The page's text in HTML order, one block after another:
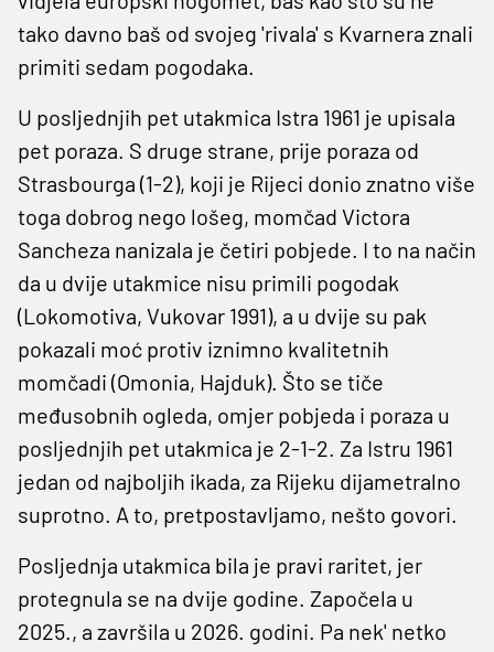
tako davno baš od svojeg 'rivala' s Kvarnera znali
primiti sedam pogodaka.
U posljednjih pet utakmica Istra 1961 je upisala
pet poraza. S druge strane, prije poraza od
Strasbourga (1-2), koji je Rijeci donio znatno više
toga dobrog nego lošeg, momčad Victora
Sancheza nanizala je četiri pobjede. I to na način
da u dvije utakmice nisu primili pogodak
(Lokomotiva, Vukovar 1991), a u dvije su pak
pokazali moć protiv iznimno kvalitetnih
momčadi (Omonia, Hajduk). Što se tiče
međusobnih ogleda, omjer pobjeda i poraza u
posljednjih pet utakmica je 2-1-2. Za Istru 1961
jedan od najboljih ikada, za Rijeku dijametralno
suprotno. A to, pretpostavljamo, nešto govori.
Posljednja utakmica bila je pravi raritet, jer
protegnula se na dvije godine. Započela u
2025., a završila u 2026. godini. Pa nek' netko